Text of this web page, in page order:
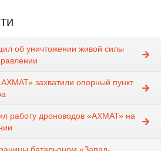
об уничтожении живой силы
захватили опорный пункт
работу дроноводов «АХМАТ» на
батальоном «Запад-